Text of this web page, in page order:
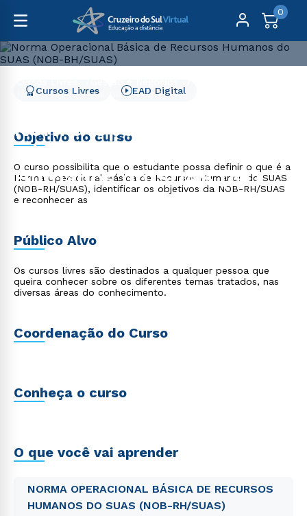
0
Norma Operacional Básica de Recursos Humanos do SUAS
Norma Operacional
Básica de Recursos
Humanos do SUAS (NOB-
BH/SUAS)
Cursos Livres EAD Digital
Objetivo do curso
O curso possibilita que o estudante possa definir o que é a
Norma Operacional Básica de Recursos Humanos do SUAS
(NOB-RH/SUAS), identificar os objetivos da NOB-RH/SUAS
e reconhecer as
Público Alvo
Os cursos livres são destinados a qualquer pessoa que
queira conhecer sobre os diferentes temas tratados, nas
diversas áreas do conhecimento.
Coordenação do Curso
Conheça o curso
O que você vai aprender
NORMA OPERACIONAL BÁSICA DE RECURSOS
HUMANOS DO SUAS (NOB-RH/SUAS)